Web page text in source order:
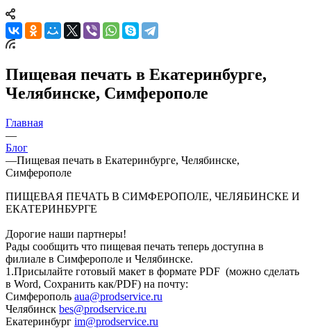
Пищевая печать в Екатеринбурге,
Челябинске, Симферополе
Главная
—
Блог
—Пищевая печать в Екатеринбурге, Челябинске,
Симферополе
ПИЩЕВАЯ ПЕЧАТЬ В СИМФЕРОПОЛЕ, ЧЕЛЯБИНСКЕ И
ЕКАТЕРИНБУРГЕ
Дорогие наши партнеры!
Рады сообщить что пищевая печать теперь доступна в
филиале в Симферополе и Челябинске.
1.Присылайте готовый макет в формате PDF (можно сделать
в Word, Сохранить как/PDF) на почту:
Симферополь aua@prodservice.ru
Челябинск bes@prodservice.ru
Екатеринбург im@prodservice.ru